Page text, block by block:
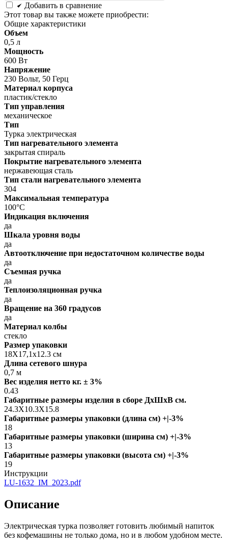
Добавить в сравнение
Этот товар вы также можете приобрести:
Общие характеристики
Объем
0,5 л
Мощность
600 Вт
Напряжение
230 Вольт, 50 Герц
Материал корпуса
пластик/стекло
Тип управления
механическое
Тип
Турка электрическая
Тип нагревательного элемента
закрытая спираль
Покрытие нагревательного элемента
нержавеющая сталь
Тип стали нагревательного элемента
304
Максимальная температура
100°C
Индикация включения
да
Шкала уровня воды
да
Автоотключение при недостаточном количестве воды
да
Съемная ручка
да
Теплоизоляционная ручка
да
Вращение на 360 градусов
да
Материал колбы
стекло
Размер упаковки
18X17,1х12.3 см
Длина сетевого шнура
0,7 м
Вес изделия нетто кг. ± 3%
0.43
Габаритные размеры изделия в сборе ДxШxВ см.
24.3X10.3X15.8
Габаритные размеры упаковки (длина см) +|-3%
18
Габаритные размеры упаковки (ширина см) +|-3%
13
Габаритные размеры упаковки (высота см) +|-3%
19
Инструкции
LU-1632_IM_2023.pdf
Описание
Электрическая турка позволяет готовить любимый напиток
без кофемашины не только дома, но и в любом удобном месте.